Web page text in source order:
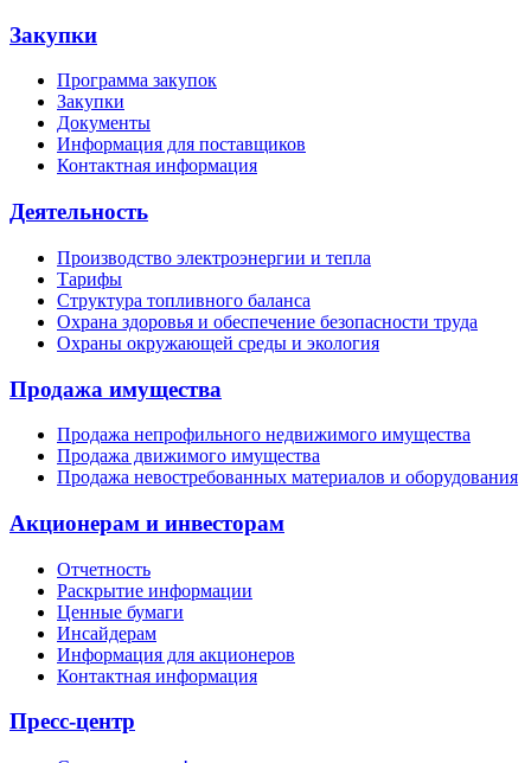
Закупки
Программа закупок
Закупки
Документы
Информация для поставщиков
Контактная информация
Деятельность
Производство электроэнергии и тепла
Тарифы
Структура топливного баланса
Охрана здоровья и обеспечение безопасности труда
Охраны окружающей среды и экология
Продажа имущества
Продажа непрофильного недвижимого имущества
Продажа движимого имущества
Продажа невостребованных материалов и оборудования
Акционерам и инвесторам
Отчетность
Раскрытие информации
Ценные бумаги
Инсайдерам
Информация для акционеров
Контактная информация
Пресс-центр